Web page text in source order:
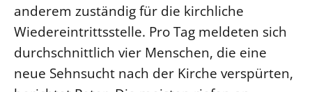
anderem zuständig für die kirchliche
Wiedereintrittsstelle. Pro Tag meldeten sich
durchschnittlich vier Menschen, die eine
neue Sehnsucht nach der Kirche verspürten,
Kantine Speiseplan
Kirchliches Amtsblatt
Kirchliche Verwaltung
Klimaschutzgesetz